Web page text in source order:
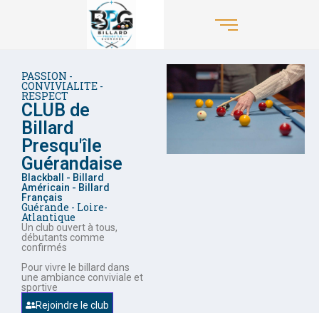
PASSION -
CONVIVIALITE -
RESPECT
CLUB de
Billard
Presqu'île
Guérandaise
Blackball - Billard
Américain - Billard
Français
Guérande - Loire-
Atlantique
Un club ouvert à tous,
débutants comme
confirmés
Pour vivre le billard dans
une ambiance conviviale et
sportive
Rejoindre le club